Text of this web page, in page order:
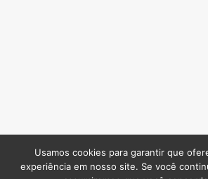
Usamos cookies para garantir que
experiência em nosso site. Se você